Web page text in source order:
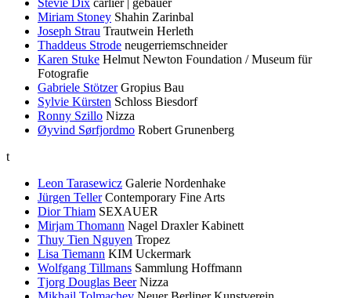
Miriam Stoney Shahin Zarinbal
Joseph Strau Trautwein Herleth
Thaddeus Strode neugerriemschneider
Karen Stuke Helmut Newton Foundation / Museum für
Fotografie
Gabriele Stötzer Gropius Bau
Sylvie Kürsten Schloss Biesdorf
Ronny Szillo Nizza
Øyvind Sørfjordmo Robert Grunenberg
t
Leon Tarasewicz Galerie Nordenhake
Jürgen Teller Contemporary Fine Arts
Dior Thiam SEXAUER
Mirjam Thomann Nagel Draxler Kabinett
Thuy Tien Nguyen Tropez
Lisa Tiemann KIM Uckermark
Wolfgang Tillmans Sammlung Hoffmann
Tjorg Douglas Beer Nizza